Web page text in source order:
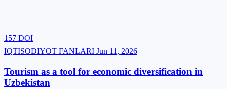
157 DOI
IQTISODIYOT FANLARI Jun 11, 2026
Tourism as a tool for economic diversification in
Uzbekistan